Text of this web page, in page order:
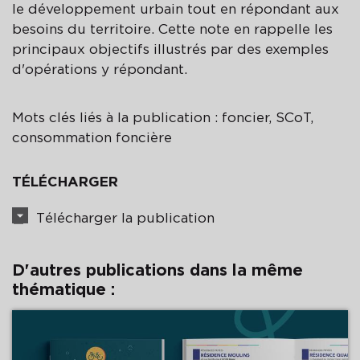
le développement urbain tout en répondant aux
besoins du territoire. Cette note en rappelle les
principaux objectifs illustrés par des exemples
d'opérations y répondant.
Mots clés liés à la publication : foncier, SCoT,
consommation foncière
TÉLÉCHARGER
Télécharger la publication
D'autres publications dans la même
thématique :